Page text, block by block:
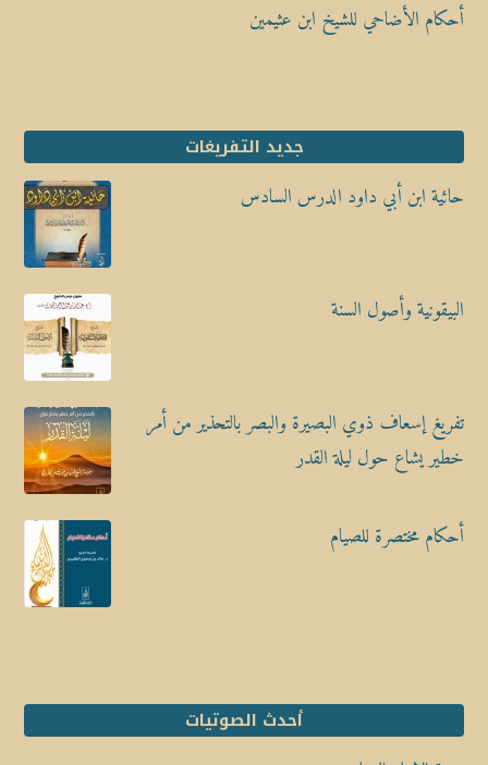
أحكام الأضاحي للشيخ ابن عثيمين
جديد التفريغات
حائية ابن أبي داود الدرس السادس
البيقونية وأصول السنة
تفريغ إسعاف ذوي البصيرة والبصر بالتحذير من أمر
خطير يشاع حول ليلة القدر
أحكام مختصرة للصيام
أحدث الصوتيات